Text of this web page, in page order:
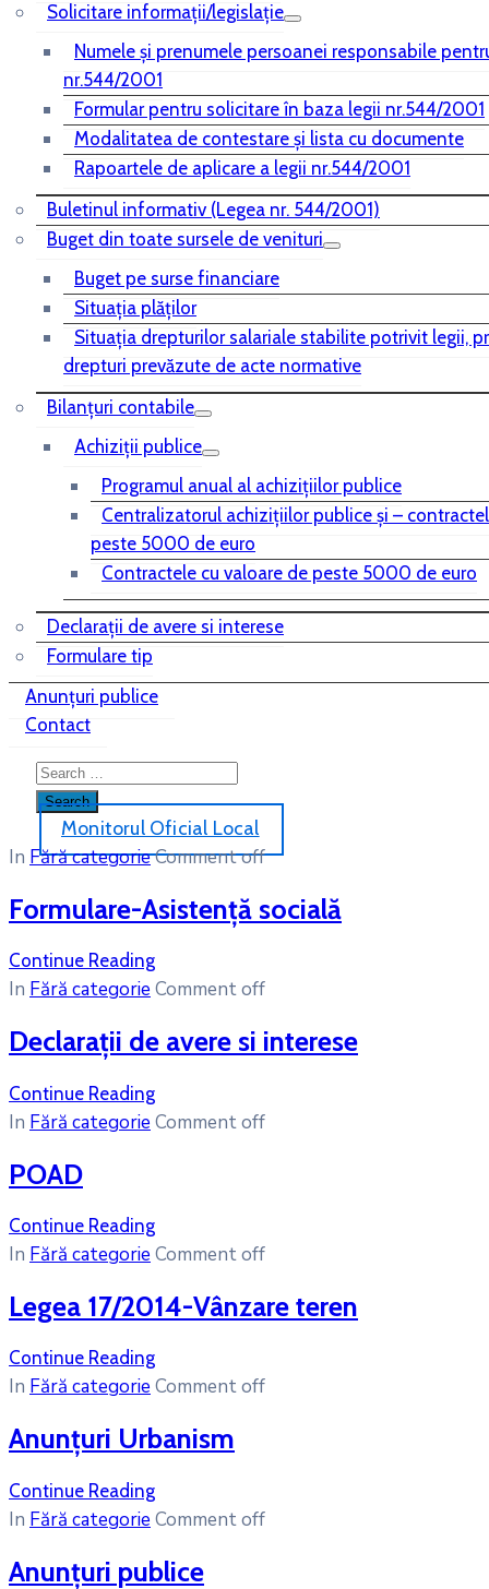
Solicitare informații/legislație
Numele și prenumele persoanei responsabile
nr.544/2001
Formular pentru solicitare în baza legii nr.544/2001
Modalitatea de contestare și lista cu documente
Rapoartele de aplicare a legii nr.544/2001
Buletinul informativ (Legea nr. 544/2001)
Buget din toate sursele de venituri
Buget pe surse financiare
Situaţia plăţilor
Situaţia drepturilor salariale stabilite potrivit legii,
drepturi prevăzute de acte normative
Bilanţuri contabile
Achiziţii publice
Programul anual al achiziţiilor publice
Centralizatorul achiziţiilor publice şi –
peste 5000 de euro
Contractele cu valoare de peste 5000 de euro
Declarații de avere si interese
Formulare tip
Anunțuri publice
Contact
Monitorul Oficial Local
In Fără categorieComment off
Formulare-Asistență socială
Continue Reading
In Fără categorie Comment off
Declarații de avere si interese
Continue Reading
In Fără categorie Comment off
POAD
Continue Reading
In Fără categorie Comment off
Legea 17/2014-Vânzare teren
Continue Reading
In Fără categorie Comment off
Anunțuri Urbanism
Continue Reading
In Fără categorie Comment off
Anunțuri publice